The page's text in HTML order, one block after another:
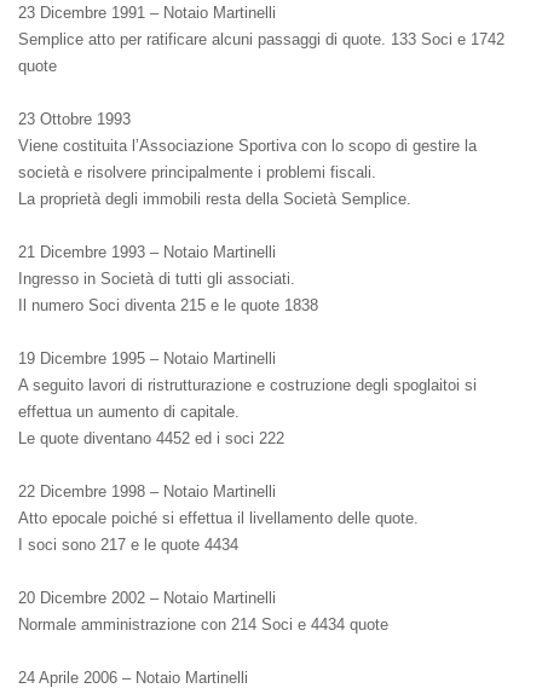
23 Dicembre 1991 – Notaio Martinelli
Semplice atto per ratificare alcuni passaggi di quote. 133 Soci e 1742
quote
23 Ottobre 1993
Viene costituita l’Associazione Sportiva con lo scopo di gestire la
società e risolvere principalmente i problemi fiscali.
La proprietà degli immobili resta della Società Semplice.
21 Dicembre 1993 – Notaio Martinelli
Ingresso in Società di tutti gli associati.
Il numero Soci diventa 215 e le quote 1838
19 Dicembre 1995 – Notaio Martinelli
A seguito lavori di ristrutturazione e costruzione degli spoglaitoi si
effettua un aumento di capitale.
Le quote diventano 4452 ed i soci 222
22 Dicembre 1998 – Notaio Martinelli
Atto epocale poiché si effettua il livellamento delle quote.
I soci sono 217 e le quote 4434
20 Dicembre 2002 – Notaio Martinelli
Normale amministrazione con 214 Soci e 4434 quote
24 Aprile 2006 – Notaio Martinelli